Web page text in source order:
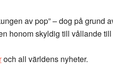
av pop” – dog på grund
honom skyldig till vållande
och all världens nyheter.